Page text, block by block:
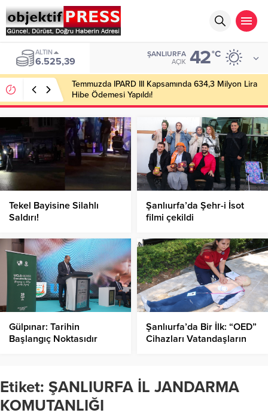
ALTIN
6.525,39
ŞANLIURFA
AÇIK 42°C
Temmuzda IPARD III Kapsamında 634,3 Milyon Lira
Hibe Ödemesi Yapıldı!
Tekel Bayisine Silahlı
Saldırı!
Şanlıurfa’da Şehr-i İsot
filmi çekildi
Gülpınar: Tarihin
Başlangıç Noktasıdır
Şanlıurfa’da Bir İlk: “OED”
Cihazları Vatandaşların
Etiket: ŞANLIURFA İL JANDARMA
KOMUTANLIĞI